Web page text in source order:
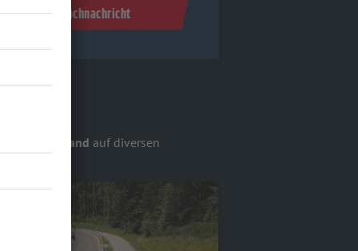
Sprachnachricht
Band auf diversen